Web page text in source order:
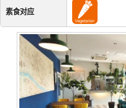
素食对应